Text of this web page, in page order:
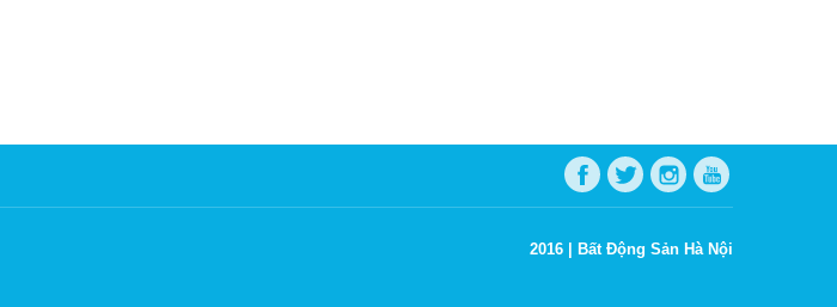
2016 | Bất Động Sản Hà Nội